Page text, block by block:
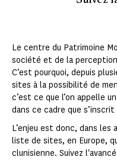
Le centre du Patrimoine
société et de la
C’est pourquoi, depuis
sites à la possibilité de
c’est ce que l’on appelle
dans ce cadre que
L’enjeu est donc, dans
liste de sites, en Europe,
clunisienne. Suivez